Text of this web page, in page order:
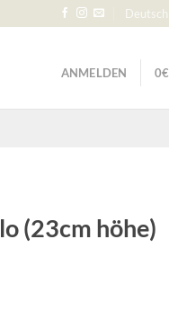
Deutsch
ANMELDEN 0€
(23cm höhe)